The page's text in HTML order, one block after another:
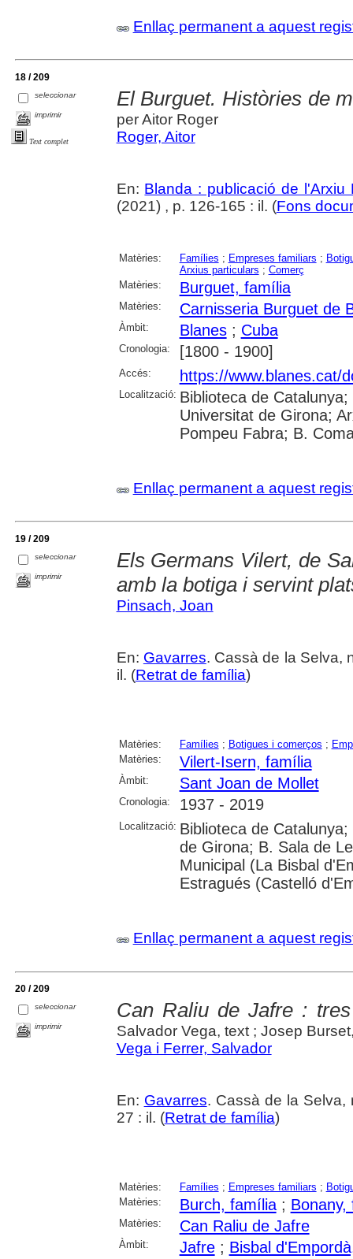
Enllaç permanent a aquest
18 / 209
seleccionar
imprimir
Text complet
El Burguet. Històries de
per Aitor Roger
Roger, Aitor
En: Blanda : publicació de l'Arxiu
(2021) , p. 126-165 : il. (Fons
Matèries: Famílies ; Empreses familiars ;
Arxius particulars ; Comerç
Matèries:
Burguet, família
Matèries: Carnisseria Burguet de
Àmbit: Blanes; Cuba
Cronologia: [1800 - 1900]
Accés: https://www.blanes.cat/
Localització: Biblioteca de
Universitat de Girona;
Pompeu Fabra; B.
Enllaç permanent a aquest
19 / 209
seleccionar
imprimir
Els Germans Vilert, de
amb la botiga i servint
Pinsach, Joan
En: Gavarres. Cassà de la Selva,
il. (Retrat de família)
Matèries: Famílies ; Botigues i comerços ;
Matèries:
Vilert-Isern, família
Àmbit: Sant Joan de Mollet
Cronologia: 1937 - 2019
Localització: Biblioteca de
de Girona; B. Sala de
Municipal (La Bisbal
Estragués (Castelló
Enllaç permanent a aquest
20 / 209
seleccionar
imprimir
Can Raliu de Jafre :
Salvador Vega, text ; Josep
Vega i Ferrer, Salvador
En: Gavarres. Cassà de la Selva,
27 : il. (Retrat de família)
Matèries: Famílies ; Empreses familiars ;
Matèries:
Burch, família; Bonany,
Matèries: Can Raliu de Jafre
Àmbit: Jafre; Bisbal